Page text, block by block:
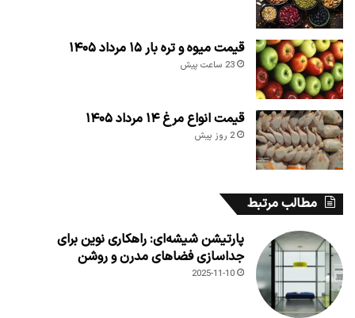
قیمت میوه و تره بار ۱۵ مرداد ۱۴۰۵
23 ساعت پیش
قیمت انواع مرغ ۱۴ مرداد ۱۴۰۵
2 روز پیش
مطالب مرتبط
پارتیشن شیشه‌ای: راهکاری نوین برای
جداسازی فضاهای مدرن و روشن
2025-11-10